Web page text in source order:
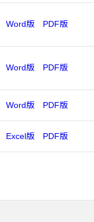
Word版 PDF版
Word版 PDF版
Word版 PDF版
Excel版 PDF版